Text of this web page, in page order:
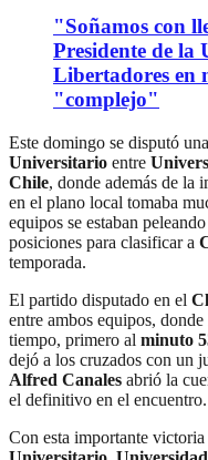
"Soñamos con
Presidente de la
Libertadores en
"complejo"
Este domingo se disputó
Universitario entre
Chile, donde además de la
en el plano local tomaba
equipos se estaban
posiciones para clasificar a
temporada.
El partido disputado en el
entre ambos equipos,
tiempo, primero al minuto
dejó a los cruzados con un
Alfred Canales abrió la
el definitivo en el encuentro.
Con esta importante